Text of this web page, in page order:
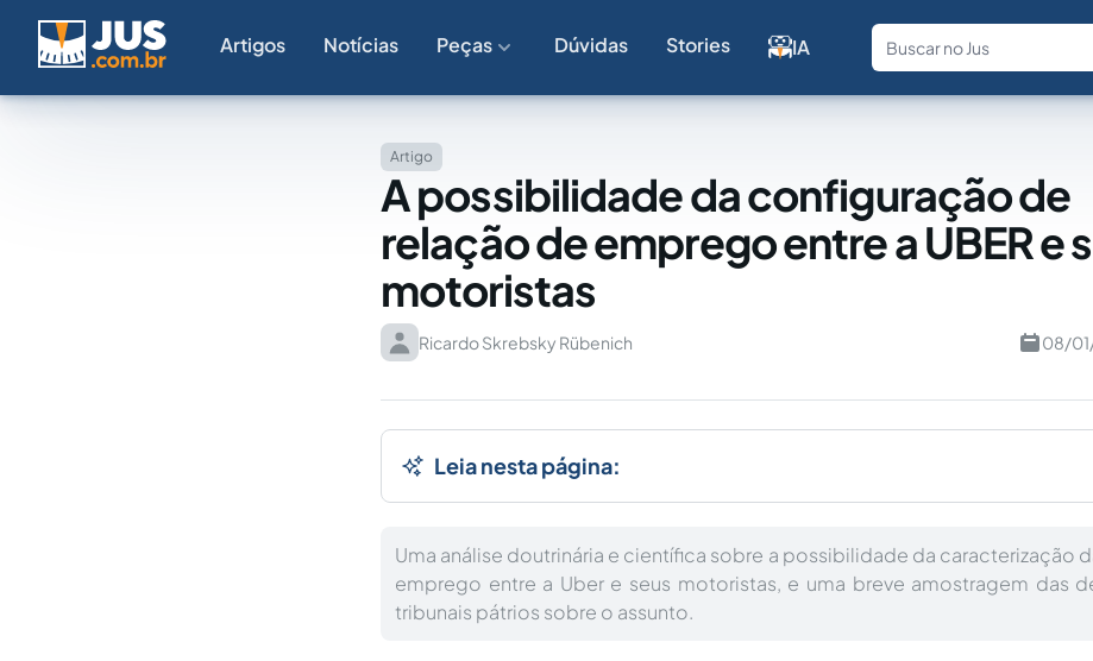
Artigos Notícias Peças Dúvidas Stories IA
Fale com a IA
Artigo
A possibilidade da configuração de
relação de emprego entre a UBER e
motoristas
Ricardo Skrebsky Rübenich 08/
Leia nesta página:
Uma análise doutrinária e científica sobre a possibilidade da caracterização
emprego entre a Uber e seus motoristas, e uma breve amostragem das
tribunais pátrios sobre o assunto.